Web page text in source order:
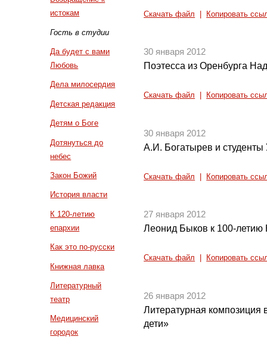
истокам
Гость в студии
Да будет с вами
Любовь
Дела милосердия
Детская редакция
Детям о Боге
Дотянуться до
небес
Закон Божий
История власти
К 120-летию
епархии
Как это по-русски
Книжная лавка
Литературный
театр
Медицинский
городок
Скачать файл Копировать
30 января 2012
Поэтесса из Оренбурга
Скачать файл Копировать
30 января 2012
А.И. Богатырев и студенты
Скачать файл Копировать
27 января 2012
Леонид Быков к 100-летию
Скачать файл Копировать
26 января 2012
Литературная
дети»